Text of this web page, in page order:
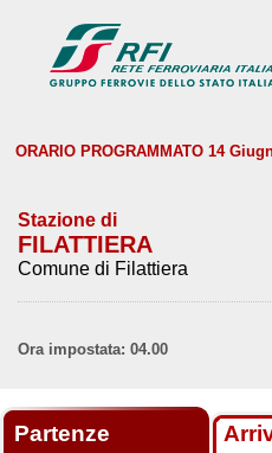
ORARIO PROGRAMMATO 14
Stazione di
FILATTIERA
Comune di Filattiera
Ora impostata: 04.00
Partenze